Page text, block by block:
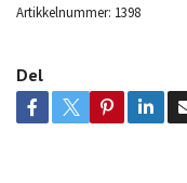
Artikkelnummer: 1398
Del